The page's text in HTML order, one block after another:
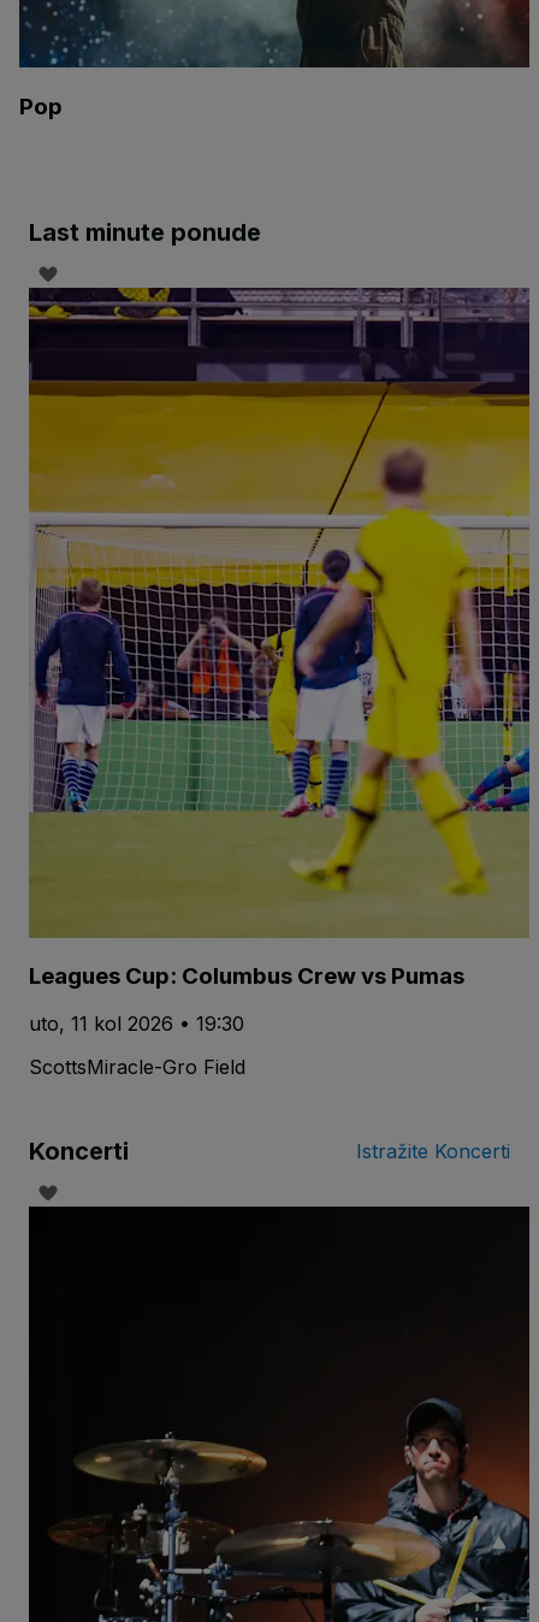
Pop
Last minute ponude
Leagues Cup: Columbus Crew vs Pumas
uto, 11 kol 2026 • 19:30
ScottsMiracle-Gro Field
Koncerti Istražite Koncerti